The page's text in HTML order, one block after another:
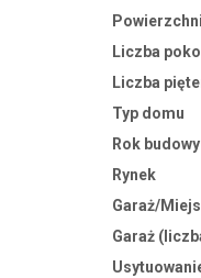
Liczba
Liczba
Typ domu
Rok budowy
Rynek
Garaż/
Garaż